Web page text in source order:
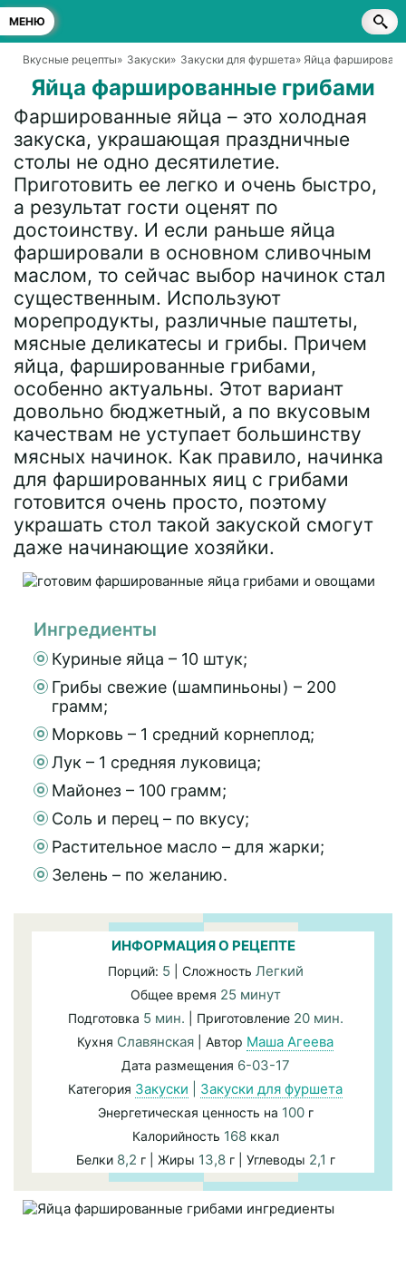
МЕНЮ
Вкусные рецепты» Закуски» Закуски для фуршета» Яйца
Яйца фаршированные грибами
Фаршированные яйца – это холодная
закуска, украшающая праздничные
столы не одно десятилетие.
Приготовить ее легко и очень быстро,
а результат гости оценят по
достоинству. И если раньше яйца
фаршировали в основном сливочным
маслом, то сейчас выбор начинок стал
существенным. Используют
морепродукты, различные паштеты,
мясные деликатесы и грибы. Причем
яйца, фаршированные грибами,
особенно актуальны. Этот вариант
довольно бюджетный, а по вкусовым
качествам не уступает большинству
мясных начинок. Как правило, начинка
для фаршированных яиц с грибами
готовится очень просто, поэтому
украшать стол такой закуской смогут
даже начинающие хозяйки.
Ингредиенты
Куриные яйца – 10 штук;
Грибы свежие (шампиньоны) – 200
грамм;
Морковь – 1 средний корнеплод;
Лук – 1 средняя луковица;
Майонез – 100 грамм;
Соль и перец – по вкусу;
Растительное масло – для жарки;
Зелень – по желанию.
ИНФОРМАЦИЯ О РЕЦЕПТЕ
Порций: 5 | Сложность Легкий
Общее время 25 минут
Подготовка 5 мин. | Приготовление 20 мин.
Кухня Славянская | Автор Маша Агеева
Дата размещения 6-03-17
Категория Закуски Закуски для фуршета
Энергетическая ценность на 100г
Калорийность 168ккал
Белки 8,2 г | Жиры 13,8г | Углеводы 2,1 г